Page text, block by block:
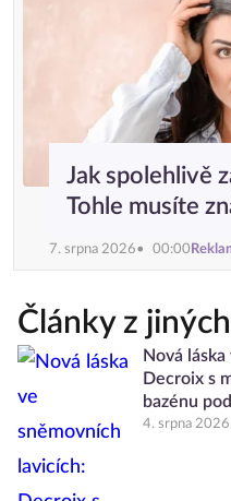
Jak spolehlivě
Tohle musíte
7. srpna 2026 00:00
Články z
Nová
Decroix s
bazénu
4. srpna 2026